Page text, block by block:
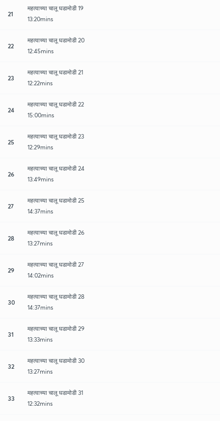
21
महत्वाच्या चालू घडामोडी 19
13:20mins
22
महत्वाच्या चालू घडामोडी 20
12:45mins
23
महत्वाच्या चालू घडामोडी 21
12:22mins
24
महत्वाच्या चालू घडामोडी 22
15:00mins
25
महत्वाच्या चालू घडामोडी 23
12:29mins
26
महत्वाच्या चालू घडामोडी 24
13:49mins
27
महत्वाच्या चालू घडामोडी 25
14:37mins
28
महत्वाच्या चालू घडामोडी 26
13:27mins
29
महत्वाच्या चालू घडामोडी 27
14:02mins
30
महत्वाच्या चालू घडामोडी 28
14:37mins
31
महत्वाच्या चालू घडामोडी 29
13:33mins
32
महत्वाच्या चालू घडामोडी 30
13:27mins
33
महत्वाच्या चालू घडामोडी 31
12:32mins